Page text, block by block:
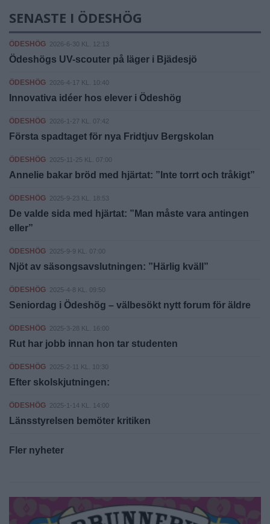
SENASTE I ÖDESHÖG
ÖDESHÖG 2026-6-30 KL. 12:13
Ödeshögs UV-scouter på läger i Bjädesjö
ÖDESHÖG 2026-4-17 KL. 10:40
Innovativa idéer hos elever i Ödeshög
ÖDESHÖG 2026-1-27 KL. 07:42
Första spadtaget för nya Fridtjuv Bergskolan
ÖDESHÖG 2025-11-25 KL. 07:00
Annelie bakar bröd med hjärtat: ”Inte torrt och tråkigt”
ÖDESHÖG 2025-9-23 KL. 18:53
De valde sida med hjärtat: ”Man måste vara antingen
eller”
ÖDESHÖG 2025-9-9 KL. 07:00
Njöt av säsongsavslutningen: ”Härlig kväll”
ÖDESHÖG 2025-4-8 KL. 09:50
Seniordag i Ödeshög – välbesökt nytt forum för äldre
ÖDESHÖG 2025-3-28 KL. 16:00
Rut har jobb innan hon tar studenten
ÖDESHÖG 2025-2-11 KL. 10:30
Efter skolskjutningen:
ÖDESHÖG 2025-1-14 KL. 14:00
Länsstyrelsen bemöter kritiken
Fler nyheter